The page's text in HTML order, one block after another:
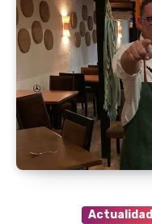
Actualidad